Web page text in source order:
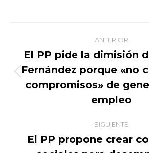
Navegación
entre
publicaciones
ANTERIOR
anterior:
El PP pide la dimisión
Fernández porque «no
compromisos» de
empleo
SIGUIENTE
El PP propone crear